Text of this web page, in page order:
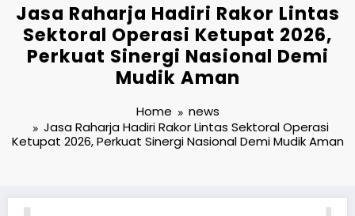
Jasa Raharja Hadiri Rakor Lintas
Sektoral Operasi Ketupat 2026,
Perkuat Sinergi Nasional Demi
Mudik Aman
Home
news
Jasa Raharja Hadiri Rakor Lintas Sektoral Operasi
Ketupat 2026, Perkuat Sinergi Nasional Demi Mudik Aman